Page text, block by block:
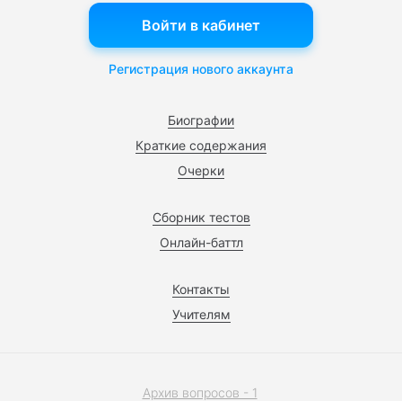
Биографии
Краткие содержания
Очерки
Сборник тестов
Онлайн-баттл
Контакты
Учителям
Войти в кабинет
Регистрация нового аккаунта
Архив вопросов - 1